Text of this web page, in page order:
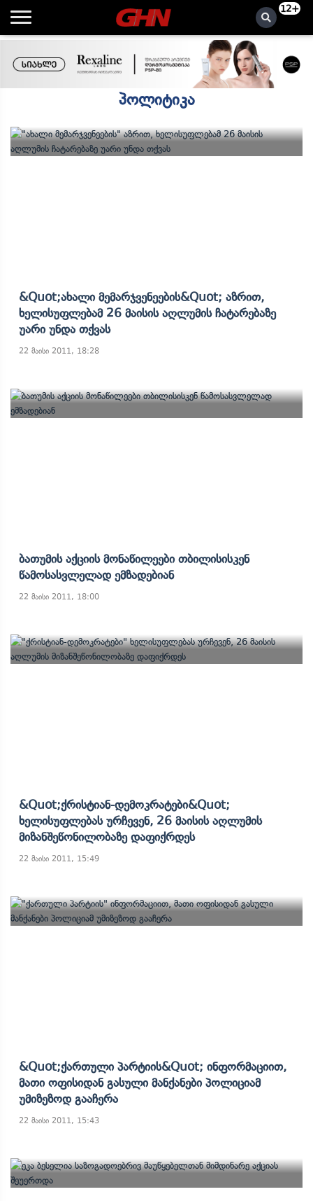
12+
პოლიტიკა
&quot;ახალი Მემარჯვენეების&quot; Აზრით,
Ხელისუფლებამ 26 Მაისის Აღლუმის Ჩატარებაზე
Უარი Უნდა Თქვას
22 მაისი 2011, 18:28
Ბათუმის Აქციის Მონაწილეები Თბილისისკენ
Წამოსასვლელად Ემზადებიან
22 მაისი 2011, 18:00
&quot;ქრისტიან-Დემოკრატები&quot;
Ხელისუფლებას Ურჩევენ, 26 Მაისის Აღლუმის
Მიზანშეწონილობაზე Დაფიქრდეს
22 მაისი 2011, 15:49
&quot;ქართული Პარტიის&quot; Ინფორმაციით,
Მათი Ოფისიდან Გასული Მანქანები Პოლიციამ
Უმიზეზოდ Გააჩერა
22 მაისი 2011, 15:43